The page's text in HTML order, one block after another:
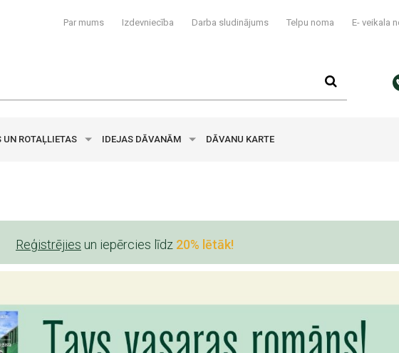
Par mums Izdevniecība Darba sludinājums Telpu noma E- veikala
UN ROTAĻLIETAS IDEJAS DĀVANĀM DĀVANU KARTE
Reģistrējies un iepērcies līdz 20% lētāk!